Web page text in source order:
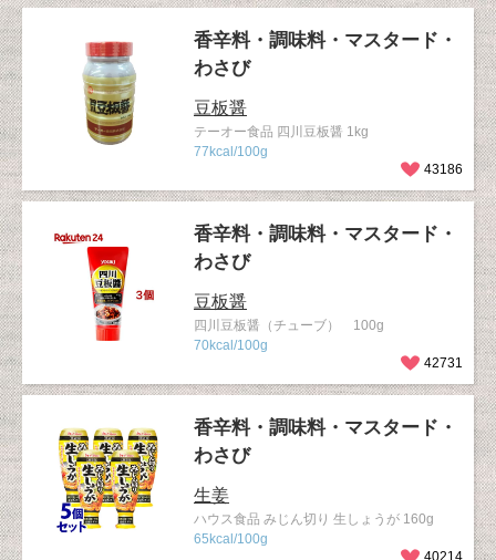
香辛料・調味料・マスタード・
わさび
豆板醤
テーオー食品 四川豆板醤 1kg
77kcal/100g
43186
香辛料・調味料・マスタード・
わさび
豆板醤
四川豆板醤（チューブ） 100g
70kcal/100g
42731
香辛料・調味料・マスタード・
わさび
生姜
ハウス食品 みじん切り 生しょうが 160g
65kcal/100g
40214